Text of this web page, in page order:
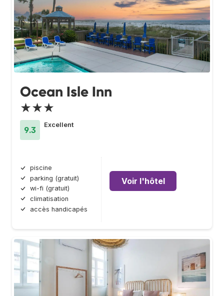
Ocean Isle Inn
★★★
9.3
Excellent
piscine
parking (gratuit)
wi-fi (gratuit)
climatisation
accès handicapés
Voir l'hôtel